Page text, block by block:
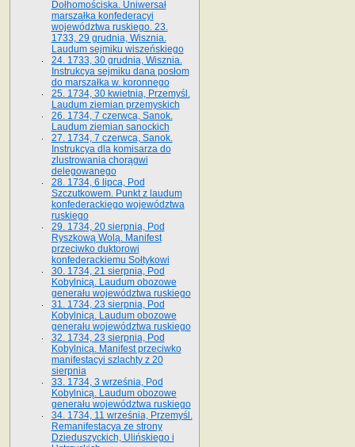
Dołhomościska. Uniwersał
marszałka konfederacyi
województwa ruskiego. 23.
1733, 29 grudnia, Wisznia.
Laudum sejmiku wiszeńskiego
24. 1733, 30 grudnia, Wisznia.
Instrukcya sejmiku dana posłom
do marszałka w. koronnego
25. 1734, 30 kwietnia, Przemyśl.
Laudum ziemian przemyskich
26. 1734, 7 czerwca, Sanok.
Laudum ziemian sanockich
27. 1734, 7 czerwca, Sanok.
Instrukcya dla komisarza do
zlustrowania chorągwi
delegowanego
28. 1734, 6 lipca, Pod
Szczutkowem. Punkt z laudum
konfederackiego województwa
ruskiego
29. 1734, 20 sierpnia, Pod
Ryszkową Wolą. Manifest
przeciwko duktorowi
konfederackiemu Sołtykowi
30. 1734, 21 sierpnia, Pod
Kobylnicą. Laudum obozowe
generału województwa ruskiego
31. 1734, 23 sierpnia, Pod
Kobylnicą. Laudum obozowe
generału województwa ruskiego
32. 1734, 23 sierpnia, Pod
Kobylnicą. Manifest przeciwko
manifestacyi szlachty z 20
sierpnia
33. 1734, 3 września, Pod
Kobylnicą. Laudum obozowe
generału województwa ruskiego
34. 1734, 11 września, Przemyśl.
Remanifestacya ze strony
Dzieduszyckich, Ulińskiego i